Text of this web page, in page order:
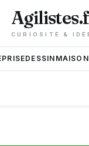
CURIOSITÉ &
DESSIN